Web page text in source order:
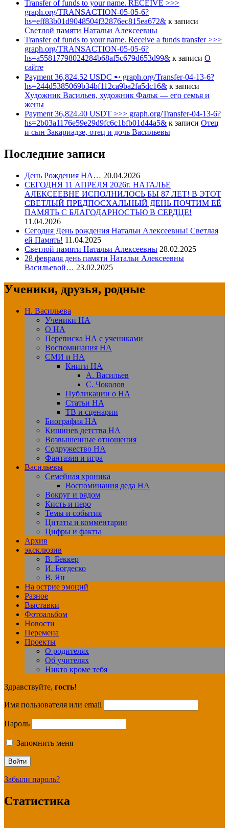
Transfer of funds to your name. RECEIVE >>>
graph.org/TRANSACTION-05-05-6?
hs=eff83b01d9048504f32876ec815ea672& к записи
Светлой памяти Натальи Алексеевны
Transfer of funds to your name. Receive a funds transfer >>>
graph.org/TRANSACTION-05-05-6?
hs=a55817798024284b68af5c679d653d99& к записи О
сайте
Payment 36,824.52 USDC ➸ graph.org/Transfer-04-13-6?
hs=244d5385069b34bf112ca9ba2fa5dc16& к записи
Художник Васильев, художник Фальк — его семья и
жены
Payment 36,824.40 USDT >>> graph.org/Transfer-04-13-6?
hs=2b03a1176e59e29d9fc6c1bfb01d44a5& к записи Отец
и сын Закариадзе, отец и дочь Васильевы
Последние записи
День Рождения НА… 20.04.2026
СЕГОДНЯ 11 АПРЕЛЯ 2026г. НАТАЛЬЕ
АЛЕКСЕЕВНЕ ИСПОЛНИЛОСЬ БЫ 87 ЛЕТ! В ЭТОТ
СВЕТЛЫЙ ПРЕДПОСХАЛЬНЫЙ ДЕНЬ ПОЧТИМ ЕЁ
ПАМЯТЬ С БЛАГОДАРНОСТЬЮ В СЕРДЦЕ!
11.04.2026
Сегодня День рождения Натальи Алексеевны! Светлая
ей Память! 11.04.2025
Светлой памяти Натальи Алексеевны 28.02.2025
28 февраля день памяти Натальи Алексеевны
Васильевой… 23.02.2025
Ученики, друзья, родные
Н. Васильева
Ученики НА
О НА
Переписка НА с учениками
Воспоминания НА
СМИ и НА
Книги НА
А. Васильев
С. Чоколов
Публикации о НА
Статьи НА
ТВ и сценарии
Биография НА
Кишинев детства НА
Возвышенные отношения
Содружество НА
Фантазия и игра
Васильевы
Семейная хроника
Воспоминания деда НА
Вокруг и рядом
Кисть и перо
Темы и события
Цитаты и комментарии
Цифры и факты
Архив
эксклюзив
В. Беккер
И. Богдеско
В. Ян
На острие эмоций
Разное
Выставки
Фотоальбом
Новости
Перемена
Проекты
О родителях
Об учителях
Никто кроме тебя
Здравствуйте, гость!
Имя пользователя или email
Пароль
Запомнить меня
Забыли пароль?
Статистика